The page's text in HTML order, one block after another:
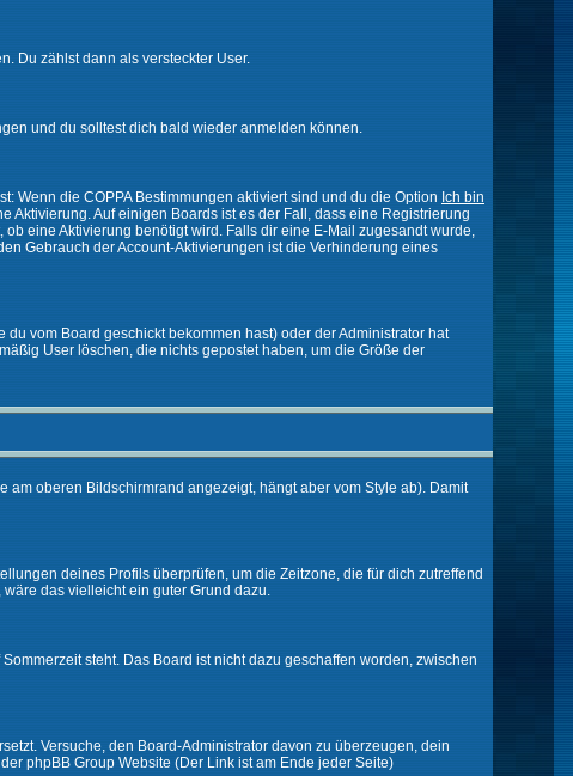
Du zählst dann als versteckter User.
und du solltest dich bald wieder anmelden können.
Wenn die COPPA Bestimmungen aktiviert sind und du die Option Ich bin
Auf einigen Boards ist es der Fall, dass eine Registrierung
eine Aktivierung benötigt wird. Falls dir eine E-Mail zugesandt wurde,
Gebrauch der Account-Aktivierungen ist die Verhinderung eines
vom Board geschickt bekommen hast) oder der Administrator hat
User löschen, die nichts gepostet haben, um die Größe der
am oberen Bildschirmrand angezeigt, hängt aber vom Style ab). Damit
deines Profils überprüfen, um die Zeitzone, die für dich zutreffend
das vielleicht ein guter Grund dazu.
steht. Das Board ist nicht dazu geschaffen worden, zwischen
Versuche, den Board-Administrator davon zu überzeugen, dein
phpBB Group Website (Der Link ist am Ende jeder Seite)